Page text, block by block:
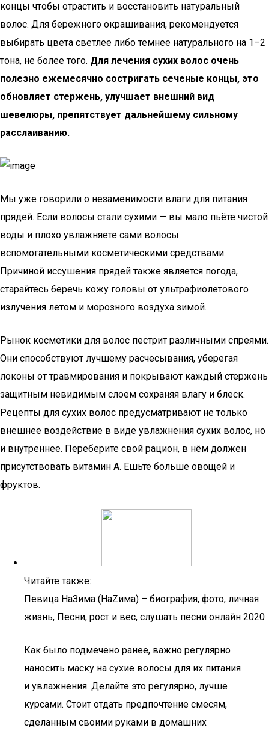
концы чтобы отрастить и восстановить натуральный
волос. Для бережного окрашивания, рекомендуется
выбирать цвета светлее либо темнее натурального на 1–2
тона, не более того. Для лечения сухих волос очень
полезно ежемесячно состригать сеченые концы, это
обновляет стержень, улучшает внешний вид
шевелюры, препятствует дальнейшему сильному
расслаиванию.
Мы уже говорили о незаменимости влаги для питания
прядей. Если волосы стали сухими — вы мало пьёте чистой
воды и плохо увлажняете сами волосы
вспомогательными косметическими средствами.
Причиной иссушения прядей также является погода,
старайтесь беречь кожу головы от ультрафиолетового
излучения летом и морозного воздуха зимой.
Рынок косметики для волос пестрит различными спреями.
Они способствуют лучшему расчесывания, уберегая
локоны от травмирования и покрывают каждый стержень
защитным невидимым слоем сохраняя влагу и блеск.
Рецепты для сухих волос предусматривают не только
внешнее воздействие в виде увлажнения сухих волос, но
и внутреннее. Переберите свой рацион, в нём должен
присутствовать витамин А. Ешьте больше овощей и
фруктов.
Читайте также:
Певица НаЗима (НаZима) – биография, фото, личная
жизнь, Песни, рост и вес, слушать песни онлайн 2020
Как было подмечено ранее, важно регулярно
наносить маску на сухие волосы для их питания
и увлажнения. Делайте это регулярно, лучше
курсами. Стоит отдать предпочтение смесям,
сделанным своими руками в домашних